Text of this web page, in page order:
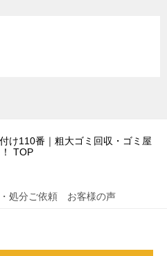
け110番｜粗大ゴミ回収・ゴミ屋
TOP
処分ご依頼 お客様の声